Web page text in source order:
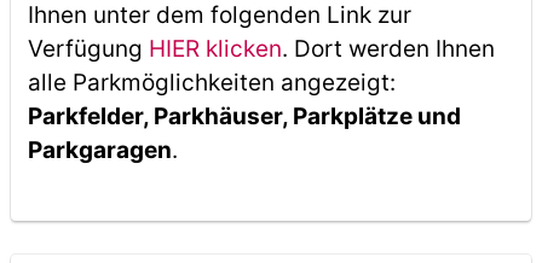
Ihnen unter dem folgenden Link zur
Verfügung HIER klicken. Dort werden Ihnen
alle Parkmöglichkeiten angezeigt:
Parkfelder, Parkhäuser, Parkplätze und
Parkgaragen.